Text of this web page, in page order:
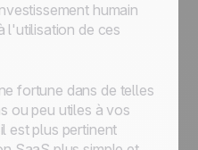
humain
l'utilisation de ces
fortune dans de telles
ou peu utiles à vos
est plus pertinent